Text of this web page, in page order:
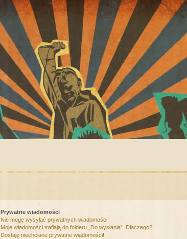
Prywatne wiadomości
Nie mogę wysyłać prywatnych wiadomości!
Moje wiadomości trafiają do folderu „Do wysłania”. Dlaczego?
Dostaję niechciane prywatne wiadomości!